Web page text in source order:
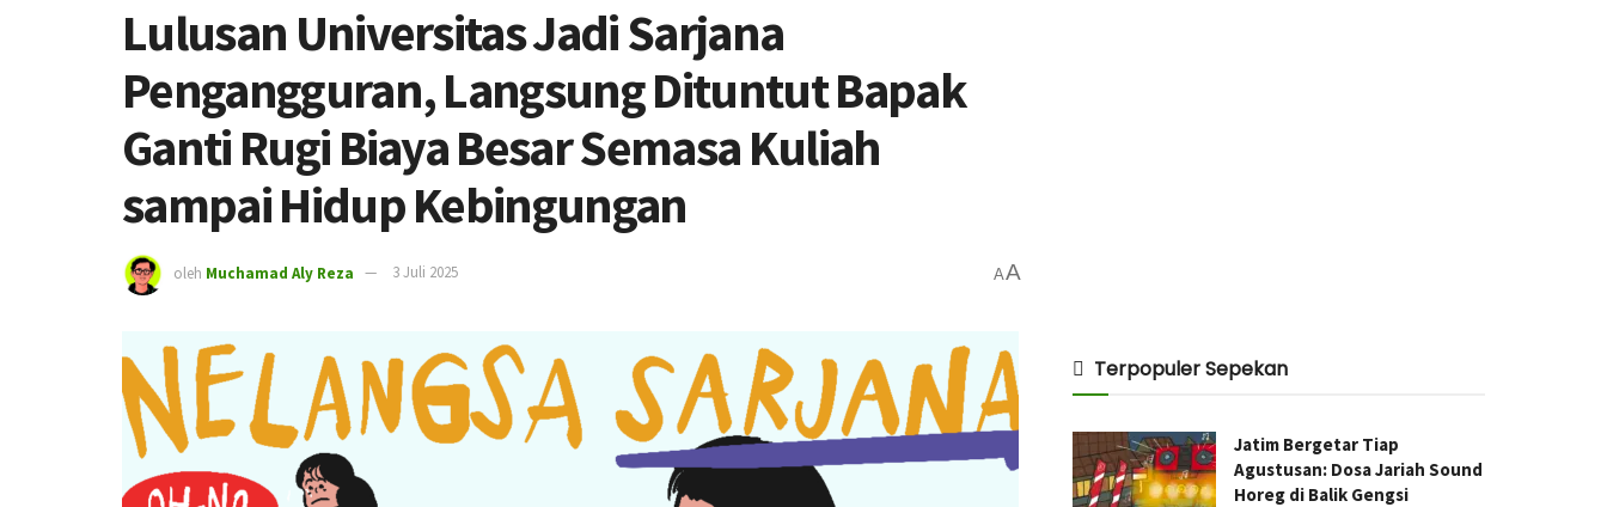
Lulusan Universitas Jadi Sarjana
Pengangguran, Langsung Dituntut Bapak
Ganti Rugi Biaya Besar Semasa Kuliah
sampai Hidup Kebingungan
oleh Muchamad Aly Reza 3 Juli 2025 AA
Terpopuler Sepekan
Jatim Bergetar Tiap
Agustusan: Dosa Jariah Sound
Horeg di Balik Gengsi